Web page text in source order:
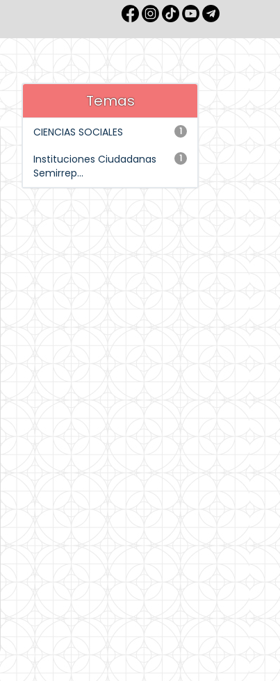
Temas
1
CIENCIAS SOCIALES
1
Instituciones Ciudadanas
Semirrep...